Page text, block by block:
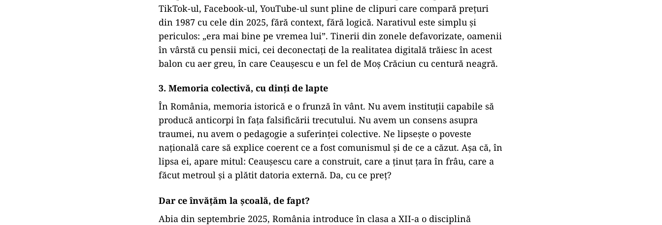
TikTok-ul, Facebook-ul, YouTube-ul sunt pline de clipuri care compară prețuri
din 1987 cu cele din 2025, fără context, fără logică. Narativul este simplu și
periculos: „era mai bine pe vremea lui”. Tinerii din zonele defavorizate, oamenii
în vârstă cu pensii mici, cei deconectați de la realitatea digitală trăiesc în acest
balon cu aer greu, în care Ceaușescu e un fel de Moș Crăciun cu centură neagră.
3. Memoria colectivă, cu dinți de lapte
În România, memoria istorică e o frunză în vânt. Nu avem instituții capabile să
producă anticorpi în fața falsificării trecutului. Nu avem un consens asupra
traumei, nu avem o pedagogie a suferinței colective. Ne lipsește o poveste
națională care să explice coerent ce a fost comunismul și de ce a căzut. Așa că, în
lipsa ei, apare mitul: Ceaușescu care a construit, care a ținut țara în frâu, care a
făcut metroul și a plătit datoria externă. Da, cu ce preț?
Dar ce învățăm la școală, de fapt?
Abia din septembrie 2025, România introduce în clasa a XII-a o disciplină